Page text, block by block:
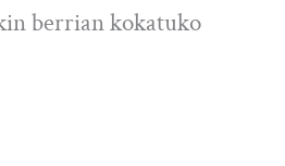
berrian kokatuko